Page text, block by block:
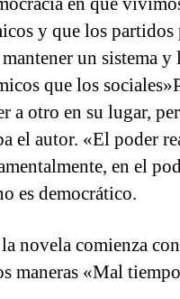
y que los
un sistema
que los
a otro en su lugar,
el autor. «El poder
en el
es democrático.
novela comienza
maneras «Mal